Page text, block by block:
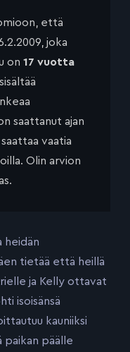
että
joka
on 17 vuotta
saattanut ajan
vaatia
Olin arvion
heidän
tietää että heillä
ja Kelly ottavat
isoisänsä
kauniiksi
paikan päälle